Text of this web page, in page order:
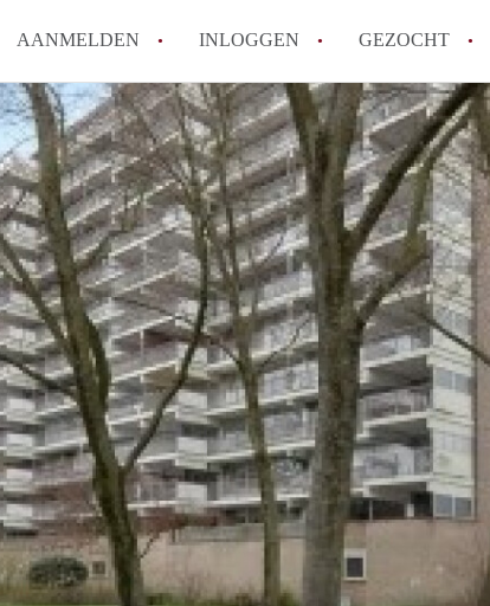
AANMELDEN INLOGGEN GEZOCHT
How to translate
Wat is AppartementDelft?
Hoeveel kost het om te
Wat is de privacyverklaring
Berekent AppartementDelft
Alle veelgestelde vragen